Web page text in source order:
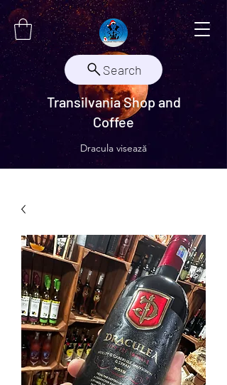
Search
Transilvania Shop and
Coffee
Dracula visează